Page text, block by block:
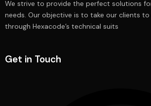
We strive to provide the perfect solutions
needs. Our objective is to take our clients to
through Hexacode’s technical suits
Get in Touch